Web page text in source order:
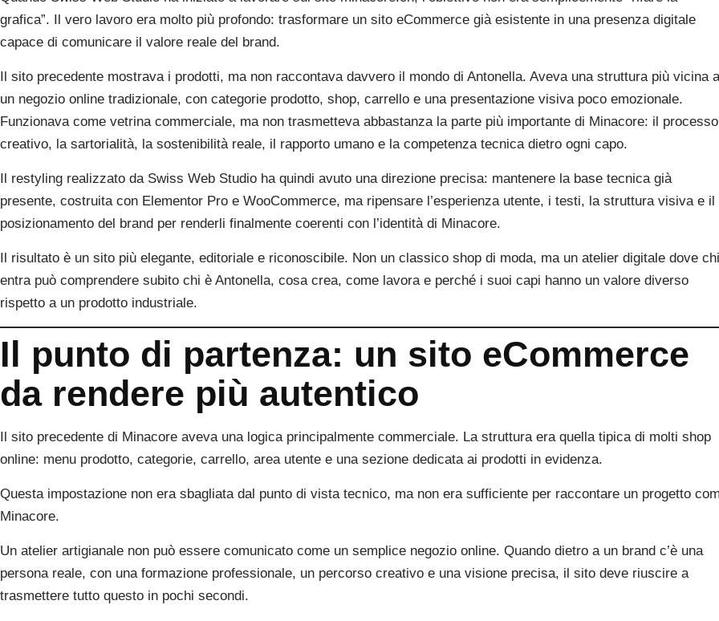
grafica”. Il vero lavoro era molto più profondo: trasformare un sito eCommerce già esistente in una presenza digitale
capace di comunicare il valore reale del brand.
Il sito precedente mostrava i prodotti, ma non raccontava davvero il mondo di Antonella. Aveva una struttura più vicina a
un negozio online tradizionale, con categorie prodotto, shop, carrello e una presentazione visiva poco emozionale.
Funzionava come vetrina commerciale, ma non trasmetteva abbastanza la parte più importante di Minacore: il processo
creativo, la sartorialità, la sostenibilità reale, il rapporto umano e la competenza tecnica dietro ogni capo.
Il restyling realizzato da Swiss Web Studio ha quindi avuto una direzione precisa: mantenere la base tecnica già
presente, costruita con Elementor Pro e WooCommerce, ma ripensare l’esperienza utente, i testi, la struttura visiva e il
posizionamento del brand per renderli finalmente coerenti con l’identità di Minacore.
Il risultato è un sito più elegante, editoriale e riconoscibile. Non un classico shop di moda, ma un atelier digitale dove chi
entra può comprendere subito chi è Antonella, cosa crea, come lavora e perché i suoi capi hanno un valore diverso
rispetto a un prodotto industriale.
Il punto di partenza: un sito eCommerce
da rendere più autentico
Il sito precedente di Minacore aveva una logica principalmente commerciale. La struttura era quella tipica di molti shop
online: menu prodotto, categorie, carrello, area utente e una sezione dedicata ai prodotti in evidenza.
Questa impostazione non era sbagliata dal punto di vista tecnico, ma non era sufficiente per raccontare un progetto
Minacore.
Un atelier artigianale non può essere comunicato come un semplice negozio online. Quando dietro a un brand c’è una
persona reale, con una formazione professionale, un percorso creativo e una visione precisa, il sito deve riuscire a
trasmettere tutto questo in pochi secondi.